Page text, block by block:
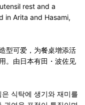
rest and a
in Arita and Hasami,
型可爱，为餐桌增添活
。由日本有田・波佐见
식탁에 생기와 재미를